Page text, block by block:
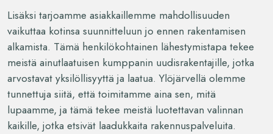
Lisäksi tarjoamme asiakkaillemme mahdollisuuden
vaikuttaa kotinsa suunnitteluun jo ennen rakentamisen
alkamista. Tämä henkilökohtainen lähestymistapa tekee
meistä ainutlaatuisen kumppanin uudisrakentajille, jotka
arvostavat yksilöllisyyttä ja laatua. Ylöjärvellä olemme
tunnettuja siitä, että toimitamme aina sen, mitä
lupaamme, ja tämä tekee meistä luotettavan valinnan
kaikille, jotka etsivät laadukkaita rakennuspalveluita.